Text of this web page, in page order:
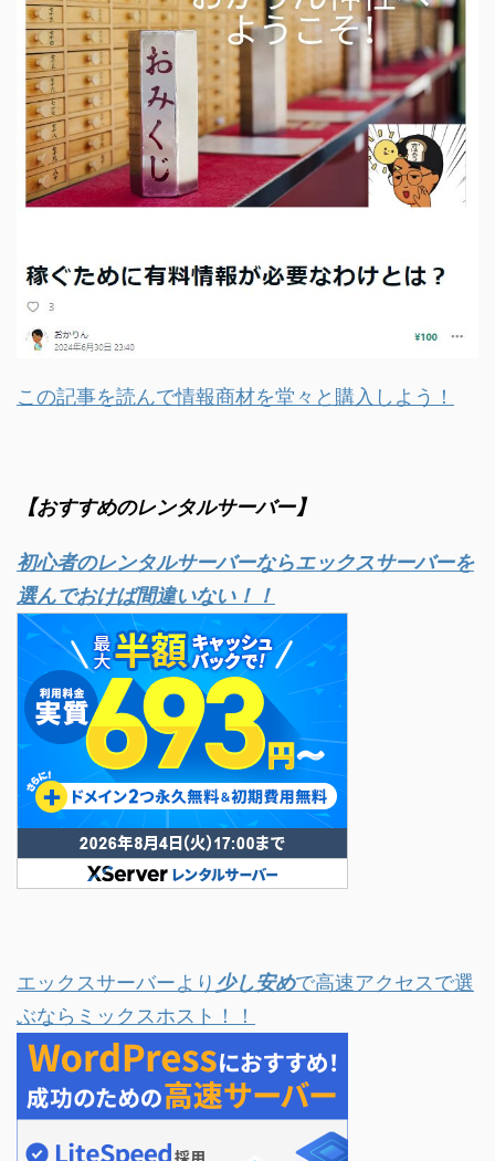
この記事を読んで情報商材を堂々と購入しよう！
【おすすめのレンタルサーバー】
初心者のレンタルサーバーならエックスサーバーを
選んでおけば間違いない！！
エックスサーバーより 少し安めで高速アクセスで選
ぶならミックスホスト！！